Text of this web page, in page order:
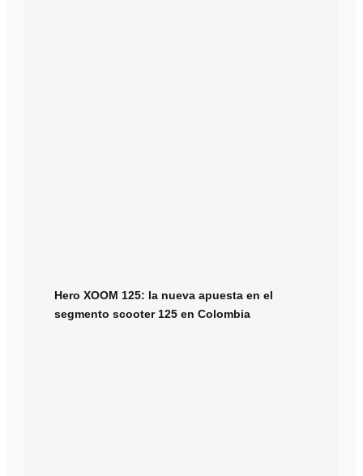
Hero XOOM 125: la nueva apuesta en el
segmento scooter 125 en Colombia